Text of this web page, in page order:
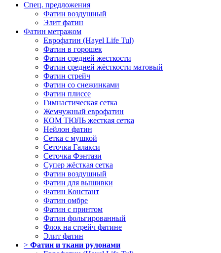
Спец. предложения
Фатин воздушный
Элит фатин
Фатин метражом
Еврофатин (Hayel Life Tul)
Фатин в горошек
Фатин средней жесткости
Фатин средней жёсткости матовый
Фатин стрейч
Фатин со снежинками
Фатин плиссе
Гимнастическая сетка
Жемчужный еврофатин
КОМ ТЮЛЬ жесткая сетка
Нейлон фатин
Сетка с мушкой
Сеточка Галакси
Сеточка Фэнтази
Супер жёсткая сетка
Фатин воздушный
Фатин для вышивки
Фатин Констант
Фатин омбре
Фатин с принтом
Фатин фольгированный
Флок на стрейч фатине
Элит фатин
> Фатин и ткани рулонами